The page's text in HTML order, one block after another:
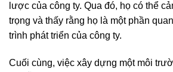
lược của công ty. Qua đó, họ có thể
trọng và thấy rằng họ là một phần
trình phát triển của công ty.
Cuối cùng, việc xây dựng một môi